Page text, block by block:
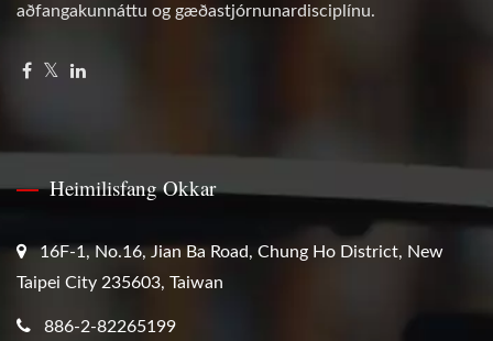
aðfangakunnáttu og gæðastjórnunardisciplínu.
Heimilisfang Okkar
16F-1, No.16, Jian Ba Road, Chung Ho District, New
Taipei City 235603, Taiwan
886-2-82265199